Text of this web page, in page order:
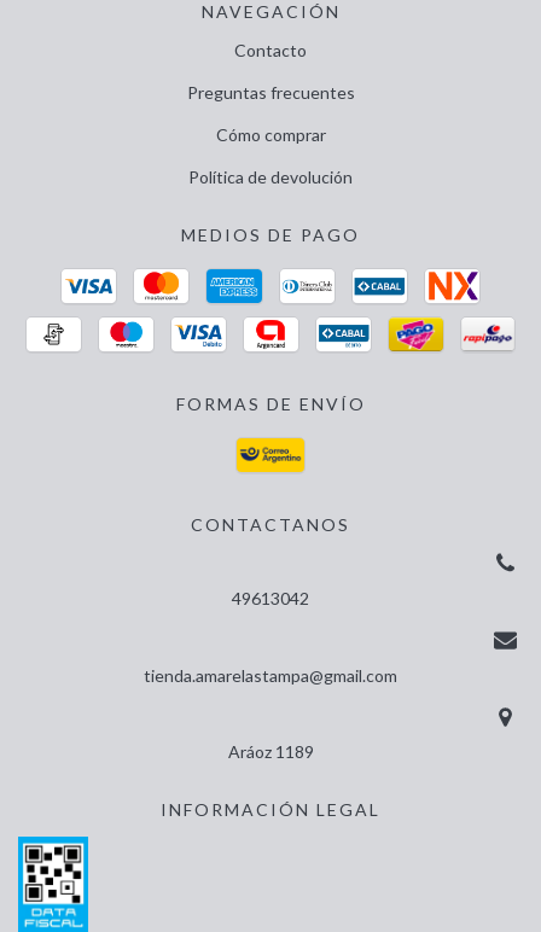
NAVEGACIÓN
Contacto
Preguntas frecuentes
Cómo comprar
Política de devolución
MEDIOS DE PAGO
FORMAS DE ENVÍO
CONTACTANOS
49613042
tienda.amarelastampa@gmail.com
Aráoz 1189
INFORMACIÓN LEGAL